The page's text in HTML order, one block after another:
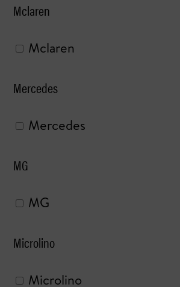
Mclaren
Mclaren
Mercedes
Mercedes
MG
MG
Microlino
Microlino